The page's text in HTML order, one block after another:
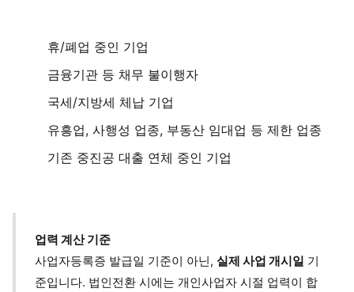
휴/폐업 중인 기업
금융기관 등 채무 불이행자
국세/지방세 체납 기업
유흥업, 사행성 업종, 부동산 임대업 등 제한 업종
기존 중진공 대출 연체 중인 기업
업력 계산 기준
사업자등록증 발급일 기준이 아닌, 실제 사업 개시일 기
준입니다. 법인전환 시에는 개인사업자 시절 업력이 합